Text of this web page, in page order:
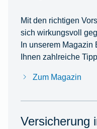
Mit den richtigen
sich wirkungsvoll
In unserem
Ihnen zahlreiche
Zum Magazin
Versicherung